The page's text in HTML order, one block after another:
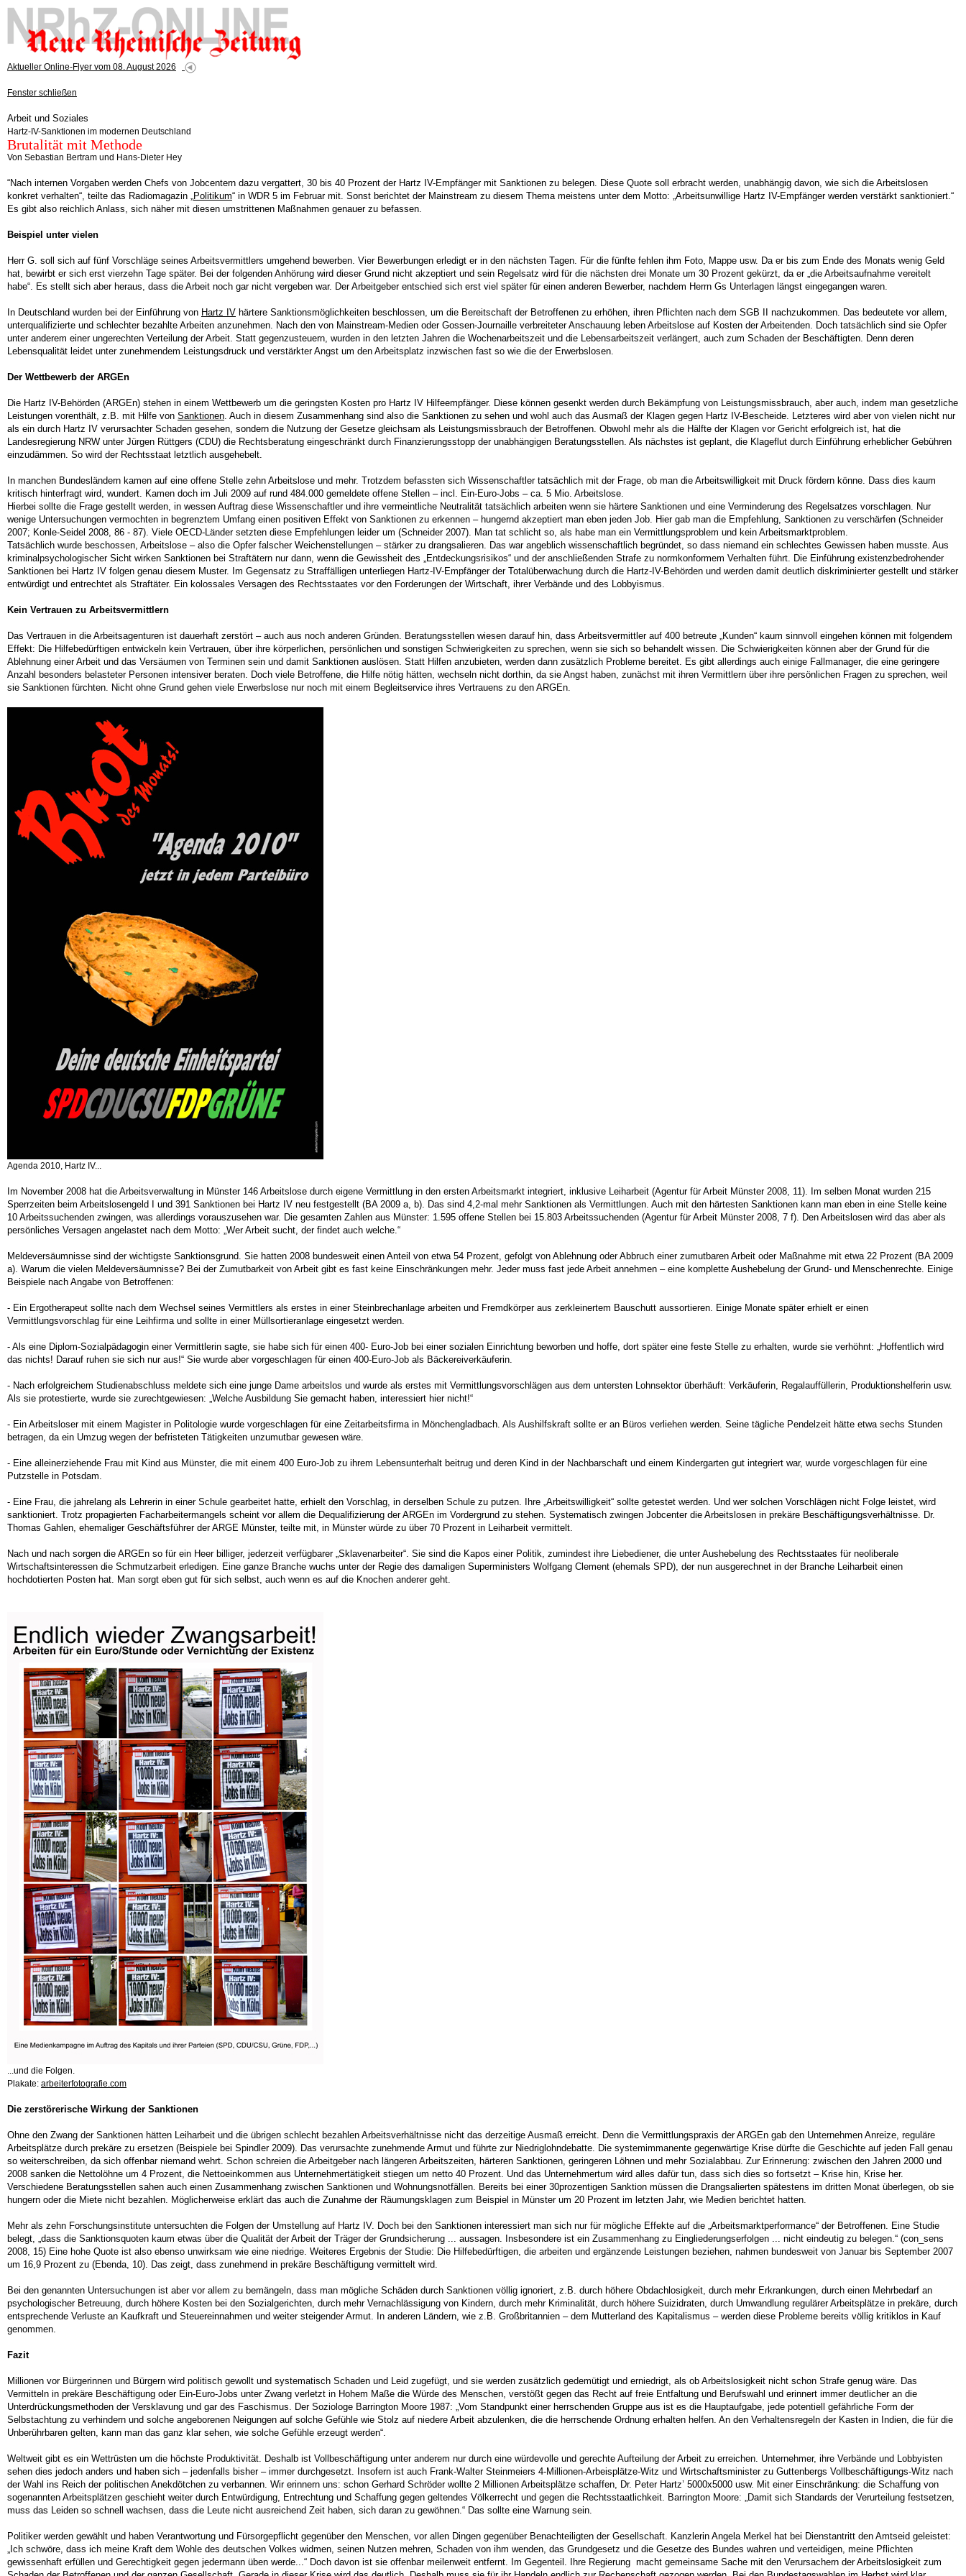
Aktueller Online-Flyer vom 08. August 2026
Fenster schließen
Arbeit und Soziales
Hartz-IV-Sanktionen im modernen Deutschland
Brutalität mit Methode
Von Sebastian Bertram und Hans-Dieter Hey
“Nach internen Vorgaben werden Chefs von Jobcentern dazu vergattert, 30 bis 40 Prozent der Hartz IV-Empfänger mit Sanktionen zu belegen. Diese Quote soll erbracht werden, unabhängig davon, wie sich die Arbeitslosen
konkret verhalten“, teilte das Radiomagazin „Politikum“ in WDR 5 im Februar mit. Sonst berichtet der Mainstream zu diesem Thema meistens unter dem Motto: „Arbeitsunwillige Hartz IV-Empfänger werden verstärkt sanktioniert.“
Es gibt also reichlich Anlass, sich näher mit diesen umstrittenen Maßnahmen genauer zu befassen.
Beispiel unter vielen
Herr G. soll sich auf fünf Vorschläge seines Arbeitsvermittlers umgehend bewerben. Vier Bewerbungen erledigt er in den nächsten Tagen. Für die fünfte fehlen ihm Foto, Mappe usw. Da er bis zum Ende des Monats wenig Geld
hat, bewirbt er sich erst vierzehn Tage später. Bei der folgenden Anhörung wird dieser Grund nicht akzeptiert und sein Regelsatz wird für die nächsten drei Monate um 30 Prozent gekürzt, da er „die Arbeitsaufnahme vereitelt
habe“. Es stellt sich aber heraus, dass die Arbeit noch gar nicht vergeben war. Der Arbeitgeber entschied sich erst viel später für einen anderen Bewerber, nachdem Herrn Gs Unterlagen längst eingegangen waren.
In Deutschland wurden bei der Einführung von Hartz IV härtere Sanktionsmöglichkeiten beschlossen, um die Bereitschaft der Betroffenen zu erhöhen, ihren Pflichten nach dem SGB II nachzukommen. Das bedeutete vor allem,
unterqualifizierte und schlechter bezahlte Arbeiten anzunehmen. Nach den von Mainstream-Medien oder Gossen-Journaille verbreiteter Anschauung leben Arbeitslose auf Kosten der Arbeitenden. Doch tatsächlich sind sie Opfer
unter anderem einer ungerechten Verteilung der Arbeit. Statt gegenzusteuern, wurden in den letzten Jahren die Wochenarbeitszeit und die Lebensarbeitszeit verlängert, auch zum Schaden der Beschäftigten. Denn deren
Lebensqualität leidet unter zunehmendem Leistungsdruck und verstärkter Angst um den Arbeitsplatz inzwischen fast so wie die der Erwerbslosen.
Der Wettbewerb der ARGEn
Die Hartz IV-Behörden (ARGEn) stehen in einem Wettbewerb um die geringsten Kosten pro Hartz IV Hilfeempfänger. Diese können gesenkt werden durch Bekämpfung von Leistungsmissbrauch, aber auch, indem man gesetzliche
Leistungen vorenthält, z.B. mit Hilfe von Sanktionen. Auch in diesem Zusammenhang sind also die Sanktionen zu sehen und wohl auch das Ausmaß der Klagen gegen Hartz IV-Bescheide. Letzteres wird aber von vielen nicht nur
als ein durch Hartz IV verursachter Schaden gesehen, sondern die Nutzung der Gesetze gleichsam als Leistungsmissbrauch der Betroffenen. Obwohl mehr als die Hälfte der Klagen vor Gericht erfolgreich ist, hat die
Landesregierung NRW unter Jürgen Rüttgers (CDU) die Rechtsberatung eingeschränkt durch Finanzierungsstopp der unabhängigen Beratungsstellen. Als nächstes ist geplant, die Klageflut durch Einführung erheblicher Gebühren
einzudämmen. So wird der Rechtsstaat letztlich ausgehebelt.
In manchen Bundesländern kamen auf eine offene Stelle zehn Arbeitslose und mehr. Trotzdem befassten sich Wissenschaftler tatsächlich mit der Frage, ob man die Arbeitswilligkeit mit Druck fördern könne. Dass dies kaum
kritisch hinterfragt wird, wundert. Kamen doch im Juli 2009 auf rund 484.000 gemeldete offene Stellen – incl. Ein-Euro-Jobs – ca. 5 Mio. Arbeitslose.
Hierbei sollte die Frage gestellt werden, in wessen Auftrag diese Wissenschaftler und ihre vermeintliche Neutralität tatsächlich arbeiten wenn sie härtere Sanktionen und eine Verminderung des Regelsatzes vorschlagen. Nur
wenige Untersuchungen vermochten in begrenztem Umfang einen positiven Effekt von Sanktionen zu erkennen – hungernd akzeptiert man eben jeden Job. Hier gab man die Empfehlung, Sanktionen zu verschärfen (Schneider
2007; Konle-Seidel 2008, 86 - 87). Viele OECD-Länder setzten diese Empfehlungen leider um (Schneider 2007). Man tat schlicht so, als habe man ein Vermittlungsproblem und kein Arbeitsmarktproblem.
Tatsächlich wurde beschossen, Arbeitslose – also die Opfer falscher Weichenstellungen – stärker zu drangsalieren. Das war angeblich wissenschaftlich begründet, so dass niemand ein schlechtes Gewissen haben musste. Aus
kriminalpsychologischer Sicht wirken Sanktionen bei Straftätern nur dann, wenn die Gewissheit des „Entdeckungsrisikos“ und der anschließenden Strafe zu normkonformem Verhalten führt. Die Einführung existenzbedrohender
Sanktionen bei Hartz IV folgen genau diesem Muster. Im Gegensatz zu Straffälligen unterliegen Hartz-IV-Empfänger der Totalüberwachung durch die Hartz-IV-Behörden und werden damit deutlich diskriminierter gestellt und stärker
entwürdigt und entrechtet als Straftäter. Ein kolossales Versagen des Rechtsstaates vor den Forderungen der Wirtschaft, ihrer Verbände und des Lobbyismus.
Kein Vertrauen zu Arbeitsvermittlern
Das Vertrauen in die Arbeitsagenturen ist dauerhaft zerstört – auch aus noch anderen Gründen. Beratungsstellen wiesen darauf hin, dass Arbeitsvermittler auf 400 betreute „Kunden“ kaum sinnvoll eingehen können mit folgendem
Effekt: Die Hilfebedürftigen entwickeln kein Vertrauen, über ihre körperlichen, persönlichen und sonstigen Schwierigkeiten zu sprechen, wenn sie sich so behandelt wissen. Die Schwierigkeiten können aber der Grund für die
Ablehnung einer Arbeit und das Versäumen von Terminen sein und damit Sanktionen auslösen. Statt Hilfen anzubieten, werden dann zusätzlich Probleme bereitet. Es gibt allerdings auch einige Fallmanager, die eine geringere
Anzahl besonders belasteter Personen intensiver beraten. Doch viele Betroffene, die Hilfe nötig hätten, wechseln nicht dorthin, da sie Angst haben, zunächst mit ihren Vermittlern über ihre persönlichen Fragen zu sprechen, weil
sie Sanktionen fürchten. Nicht ohne Grund gehen viele Erwerbslose nur noch mit einem Begleitservice ihres Vertrauens zu den ARGEn.
Agenda 2010, Hartz IV...
Im November 2008 hat die Arbeitsverwaltung in Münster 146 Arbeitslose durch eigene Vermittlung in den ersten Arbeitsmarkt integriert, inklusive Leiharbeit (Agentur für Arbeit Münster 2008, 11). Im selben Monat wurden 215
Sperrzeiten beim Arbeitslosengeld I und 391 Sanktionen bei Hartz IV neu festgestellt (BA 2009 a, b). Das sind 4,2-mal mehr Sanktionen als Vermittlungen. Auch mit den härtesten Sanktionen kann man eben in eine Stelle keine
10 Arbeitssuchenden zwingen, was allerdings vorauszusehen war. Die gesamten Zahlen aus Münster: 1.595 offene Stellen bei 15.803 Arbeitssuchenden (Agentur für Arbeit Münster 2008, 7 f). Den Arbeitslosen wird das aber als
persönliches Versagen angelastet nach dem Motto: „Wer Arbeit sucht, der findet auch welche.“
Meldeversäumnisse sind der wichtigste Sanktionsgrund. Sie hatten 2008 bundesweit einen Anteil von etwa 54 Prozent, gefolgt von Ablehnung oder Abbruch einer zumutbaren Arbeit oder Maßnahme mit etwa 22 Prozent (BA 2009
a). Warum die vielen Meldeversäumnisse? Bei der Zumutbarkeit von Arbeit gibt es fast keine Einschränkungen mehr. Jeder muss fast jede Arbeit annehmen – eine komplette Aushebelung der Grund- und Menschenrechte. Einige
Beispiele nach Angabe von Betroffenen:
- Ein Ergotherapeut sollte nach dem Wechsel seines Vermittlers als erstes in einer Steinbrechanlage arbeiten und Fremdkörper aus zerkleinertem Bauschutt aussortieren. Einige Monate später erhielt er einen
Vermittlungsvorschlag für eine Leihfirma und sollte in einer Müllsortieranlage eingesetzt werden.
- Als eine Diplom-Sozialpädagogin einer Vermittlerin sagte, sie habe sich für einen 400- Euro-Job bei einer sozialen Einrichtung beworben und hoffe, dort später eine feste Stelle zu erhalten, wurde sie verhöhnt: „Hoffentlich wird
das nichts! Darauf ruhen sie sich nur aus!“ Sie wurde aber vorgeschlagen für einen 400-Euro-Job als Bäckereiverkäuferin.
- Nach erfolgreichem Studienabschluss meldete sich eine junge Dame arbeitslos und wurde als erstes mit Vermittlungsvorschlägen aus dem untersten Lohnsektor überhäuft: Verkäuferin, Regalauffüllerin, Produktionshelferin usw.
Als sie protestierte, wurde sie zurechtgewiesen: „Welche Ausbildung Sie gemacht haben, interessiert hier nicht!“
- Ein Arbeitsloser mit einem Magister in Politologie wurde vorgeschlagen für eine Zeitarbeitsfirma in Mönchengladbach. Als Aushilfskraft sollte er an Büros verliehen werden. Seine tägliche Pendelzeit hätte etwa sechs Stunden
betragen, da ein Umzug wegen der befristeten Tätigkeiten unzumutbar gewesen wäre.
- Eine alleinerziehende Frau mit Kind aus Münster, die mit einem 400 Euro-Job zu ihrem Lebensunterhalt beitrug und deren Kind in der Nachbarschaft und einem Kindergarten gut integriert war, wurde vorgeschlagen für eine
Putzstelle in Potsdam.
- Eine Frau, die jahrelang als Lehrerin in einer Schule gearbeitet hatte, erhielt den Vorschlag, in derselben Schule zu putzen. Ihre „Arbeitswilligkeit“ sollte getestet werden. Und wer solchen Vorschlägen nicht Folge leistet, wird
sanktioniert. Trotz propagierten Facharbeitermangels scheint vor allem die Dequalifizierung der ARGEn im Vordergrund zu stehen. Systematisch zwingen Jobcenter die Arbeitslosen in prekäre Beschäftigungsverhältnisse. Dr.
Thomas Gahlen, ehemaliger Geschäftsführer der ARGE Münster, teilte mit, in Münster würde zu über 70 Prozent in Leiharbeit vermittelt.
Nach und nach sorgen die ARGEn so für ein Heer billiger, jederzeit verfügbarer „Sklavenarbeiter“. Sie sind die Kapos einer Politik, zumindest ihre Liebediener, die unter Aushebelung des Rechtsstaates für neoliberale
Wirtschaftsinteressen die Schmutzarbeit erledigen. Eine ganze Branche wuchs unter der Regie des damaligen Superministers Wolfgang Clement (ehemals SPD), der nun ausgerechnet in der Branche Leiharbeit einen
hochdotierten Posten hat. Man sorgt eben gut für sich selbst, auch wenn es auf die Knochen anderer geht.
...und die Folgen.
Plakate: arbeiterfotografie.com
Die zerstörerische Wirkung der Sanktionen
Ohne den Zwang der Sanktionen hätten Leiharbeit und die übrigen schlecht bezahlen Arbeitsverhältnisse nicht das derzeitige Ausmaß erreicht. Denn die Vermittlungspraxis der ARGEn gab den Unternehmen Anreize, reguläre
Arbeitsplätze durch prekäre zu ersetzen (Beispiele bei Spindler 2009). Das verursachte zunehmende Armut und führte zur Niedriglohndebatte. Die systemimmanente gegenwärtige Krise dürfte die Geschichte auf jeden Fall genau
so weiterschreiben, da sich offenbar niemand wehrt. Schon schreien die Arbeitgeber nach längeren Arbeitszeiten, härteren Sanktionen, geringeren Löhnen und mehr Sozialabbau. Zur Erinnerung: zwischen den Jahren 2000 und
2008 sanken die Nettolöhne um 4 Prozent, die Nettoeinkommen aus Unternehmertätigkeit stiegen um netto 40 Prozent. Und das Unternehmertum wird alles dafür tun, dass sich dies so fortsetzt – Krise hin, Krise her.
Verschiedene Beratungsstellen sahen auch einen Zusammenhang zwischen Sanktionen und Wohnungsnotfällen. Bereits bei einer 30prozentigen Sanktion müssen die Drangsalierten spätestens im dritten Monat überlegen, ob sie
hungern oder die Miete nicht bezahlen. Möglicherweise erklärt das auch die Zunahme der Räumungsklagen zum Beispiel in Münster um 20 Prozent im letzten Jahr, wie Medien berichtet hatten.
Mehr als zehn Forschungsinstitute untersuchten die Folgen der Umstellung auf Hartz IV. Doch bei den Sanktionen interessiert man sich nur für mögliche Effekte auf die „Arbeitsmarktperformance“ der Betroffenen. Eine Studie
belegt, „dass die Sanktionsquoten kaum etwas über die Qualität der Arbeit der Träger der Grundsicherung ... aussagen. Insbesondere ist ein Zusammenhang zu Eingliederungserfolgen ... nicht eindeutig zu belegen.“ (con_sens
2008, 15) Eine hohe Quote ist also ebenso unwirksam wie eine niedrige. Weiteres Ergebnis der Studie: Die Hilfebedürftigen, die arbeiten und ergänzende Leistungen beziehen, nahmen bundesweit von Januar bis September 2007
um 16,9 Prozent zu (Ebenda, 10). Das zeigt, dass zunehmend in prekäre Beschäftigung vermittelt wird.
Bei den genannten Untersuchungen ist aber vor allem zu bemängeln, dass man mögliche Schäden durch Sanktionen völlig ignoriert, z.B. durch höhere Obdachlosigkeit, durch mehr Erkrankungen, durch einen Mehrbedarf an
psychologischer Betreuung, durch höhere Kosten bei den Sozialgerichten, durch mehr Vernachlässigung von Kindern, durch mehr Kriminalität, durch höhere Suizidraten, durch Umwandlung regulärer Arbeitsplätze in prekäre, durch
entsprechende Verluste an Kaufkraft und Steuereinnahmen und weiter steigender Armut. In anderen Ländern, wie z.B. Großbritannien – dem Mutterland des Kapitalismus – werden diese Probleme bereits völlig kritiklos in Kauf
genommen.
Fazit
Millionen vor Bürgerinnen und Bürgern wird politisch gewollt und systematisch Schaden und Leid zugefügt, und sie werden zusätzlich gedemütigt und erniedrigt, als ob Arbeitslosigkeit nicht schon Strafe genug wäre. Das
Vermitteln in prekäre Beschäftigung oder Ein-Euro-Jobs unter Zwang verletzt in Hohem Maße die Würde des Menschen, verstößt gegen das Recht auf freie Entfaltung und Berufswahl und erinnert immer deutlicher an die
Unterdrückungsmethoden der Versklavung und gar des Faschismus. Der Soziologe Barrington Moore 1987: „Vom Standpunkt einer herrschenden Gruppe aus ist es die Hauptaufgabe, jede potentiell gefährliche Form der
Selbstachtung zu verhindern und solche angeborenen Neigungen auf solche Gefühle wie Stolz auf niedere Arbeit abzulenken, die die herrschende Ordnung erhalten helfen. An den Verhaltensregeln der Kasten in Indien, die für die
Unberührbaren gelten, kann man das ganz klar sehen, wie solche Gefühle erzeugt werden“.
Weltweit gibt es ein Wettrüsten um die höchste Produktivität. Deshalb ist Vollbeschäftigung unter anderem nur durch eine würdevolle und gerechte Aufteilung der Arbeit zu erreichen. Unternehmer, ihre Verbände und Lobbyisten
sehen dies jedoch anders und haben sich – jedenfalls bisher – immer durchgesetzt. Insofern ist auch Frank-Walter Steinmeiers 4-Millionen-Arbeisplätze-Witz und Wirtschaftsminister zu Guttenbergs Vollbeschäftigungs-Witz nach
der Wahl ins Reich der politischen Anekdötchen zu verbannen. Wir erinnern uns: schon Gerhard Schröder wollte 2 Millionen Arbeitsplätze schaffen, Dr. Peter Hartz’ 5000x5000 usw. Mit einer Einschränkung: die Schaffung von
sogenannten Arbeitsplätzen geschieht weiter durch Entwürdigung, Entrechtung und Schaffung gegen geltendes Völkerrecht und gegen die Rechtsstaatlichkeit. Barrington Moore: „Damit sich Standards der Verurteilung festsetzen,
muss das Leiden so schnell wachsen, dass die Leute nicht ausreichend Zeit haben, sich daran zu gewöhnen.“ Das sollte eine Warnung sein.
Politiker werden gewählt und haben Verantwortung und Fürsorgepflicht gegenüber den Menschen, vor allen Dingen gegenüber Benachteiligten der Gesellschaft. Kanzlerin Angela Merkel hat bei Dienstantritt den Amtseid geleistet:
„Ich schwöre, dass ich meine Kraft dem Wohle des deutschen Volkes widmen, seinen Nutzen mehren, Schaden von ihm wenden, das Grundgesetz und die Gesetze des Bundes wahren und verteidigen, meine Pflichten
gewissenhaft erfüllen und Gerechtigkeit gegen jedermann üben werde...“ Doch davon ist sie offenbar meilenweit entfernt. Im Gegenteil. Ihre Regierung macht gemeinsame Sache mit den Verursachern der Arbeitslosigkeit zum